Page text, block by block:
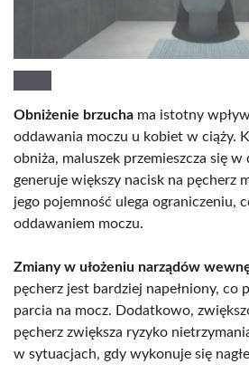
Obniżenie brzucha ma istotny
oddawania moczu u kobiet w ciąży.
obniża, maluszek przemieszcza się w
generuje większy nacisk na pęcherz
jego pojemność ulega ograniczeniu,
oddawaniem moczu.
Zmiany w ułożeniu narządów
pęcherz jest bardziej napełniony, co
parcia na mocz. Dodatkowo,
pęcherz zwiększa ryzyko
w sytuacjach, gdy wykonuje się